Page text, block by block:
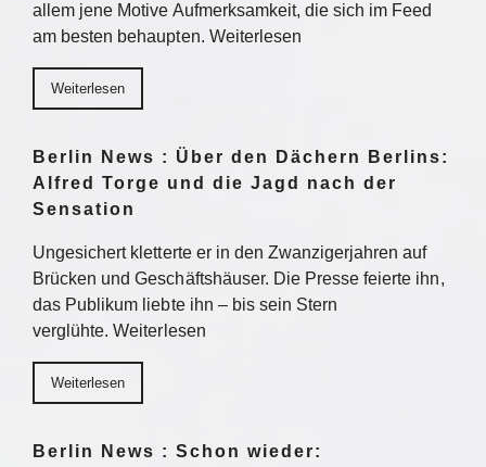
allem jene Motive Aufmerksamkeit, die sich im Feed
am besten behaupten. Weiterlesen
Weiterlesen
Berlin News : Über den Dächern Berlins:
Alfred Torge und die Jagd nach der
Sensation
Ungesichert kletterte er in den Zwanzigerjahren auf
Brücken und Geschäftshäuser. Die Presse feierte ihn,
das Publikum liebte ihn – bis sein Stern
verglühte. Weiterlesen
Weiterlesen
Berlin News : Schon wieder: